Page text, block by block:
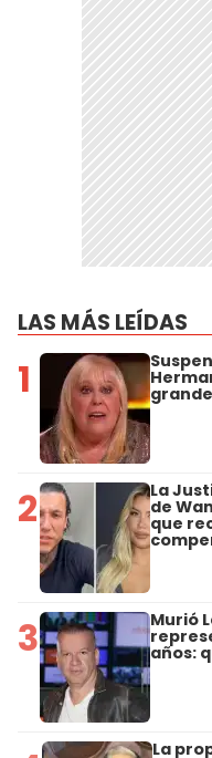
LAS MÁS LEÍDAS
1
2 La
de
que
3 Murió
años:
La